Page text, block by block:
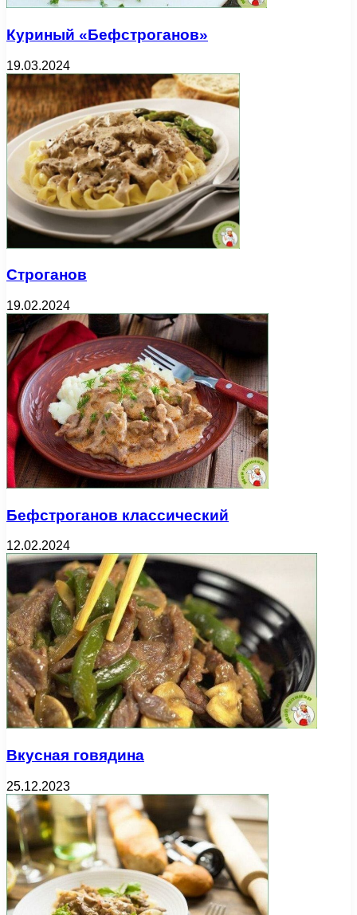
Куриный «Бефстроганов»
19.03.2024
Строганов
19.02.2024
Бефстроганов классический
12.02.2024
Вкусная говядина
25.12.2023